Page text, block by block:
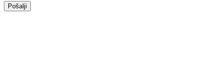
Pošalji